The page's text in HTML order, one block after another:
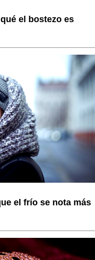
el bostezo es
el frío se nota más